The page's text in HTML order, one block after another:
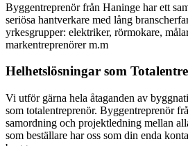
Byggentreprenör från Haninge har ett
seriösa hantverkare med lång
yrkesgrupper: elektriker, rörmokare,
markentreprenörer m.m
Helhetslösningar som
Vi utför gärna hela åtaganden av
som totalentreprenör. Byggentreprenör
samordning och projektledning mellan
som beställare har oss som din enda